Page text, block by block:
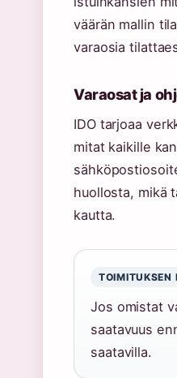
väärän mallin
varaosia
Varaosat ja
IDO tarjoaa
mitat kaikille
huollosta, mikä
kautta.
TOIMITUKSEN
Jos omistat
saatavuus
saatavilla.